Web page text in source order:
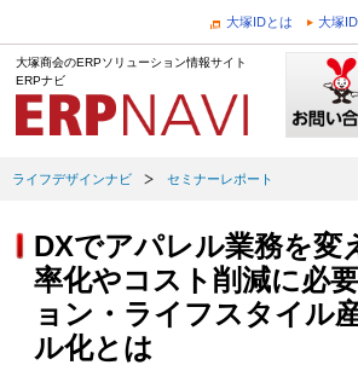
大塚IDとは 大塚
大塚商会のERPソリューション情報サイト
ERPナビ
ライフデザインナビ セミナーレポート
DXでアパレル業務を
率化やコスト削減に必
ョン・ライフスタイル
ル化とは